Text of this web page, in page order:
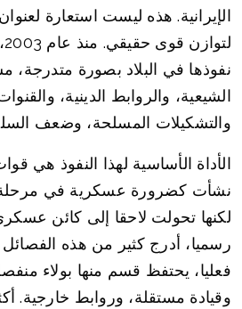
الإيرانية. هذه ليست استعارة
نفوذها في البلاد بصورة متدرجة،
الشيعية، والروابط الدينية،
والتشكيلات المسلحة، وضعف
الأداة الأساسية لهذا النفوذ هي
نشأت كضرورة عسكرية في
لكنها تحولت لاحقا إلى كائن
رسميا، أدرج كثير من هذه
فعليا، يحتفظ قسم منها بولاء
وقيادة مستقلة، وروابط خارجية.